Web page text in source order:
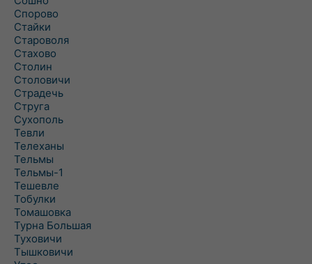
Спорово
Стайки
Староволя
Стахово
Столин
Столовичи
Страдечь
Струга
Сухополь
Тевли
Телеханы
Тельмы
Тельмы-1
Тешевле
Тобулки
Томашовка
Турна Большая
Туховичи
Тышковичи